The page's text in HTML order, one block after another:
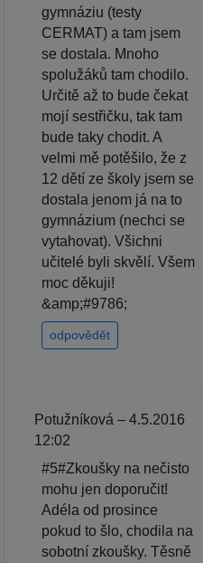
gymnáziu (testy
CERMAT) a tam jsem
se dostala. Mnoho
spolužáků tam chodilo.
Určitě až to bude čekat
mojí sestřičku, tak tam
bude taky chodit. A
velmi mě potěšilo, že z
12 dětí ze školy jsem se
dostala jenom já na to
gymnázium (nechci se
vytahovat). Všichni
učitelé byli skvělí. Všem
moc děkuji!
&amp;#9786;
odpovědět
Potužníková – 4.5.2016
12:02
#5#Zkoušky na nečisto
mohu jen doporučit!
Adéla od prosince
pokud to šlo, chodila na
sobotní zkoušky. Těsně